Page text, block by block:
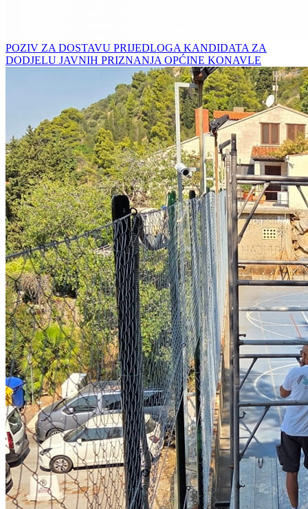
POZIV ZA DOSTAVU PRIJEDLOGA KANDIDATA ZA
DODJELU JAVNIH PRIZNANJA OPĆINE KONAVLE